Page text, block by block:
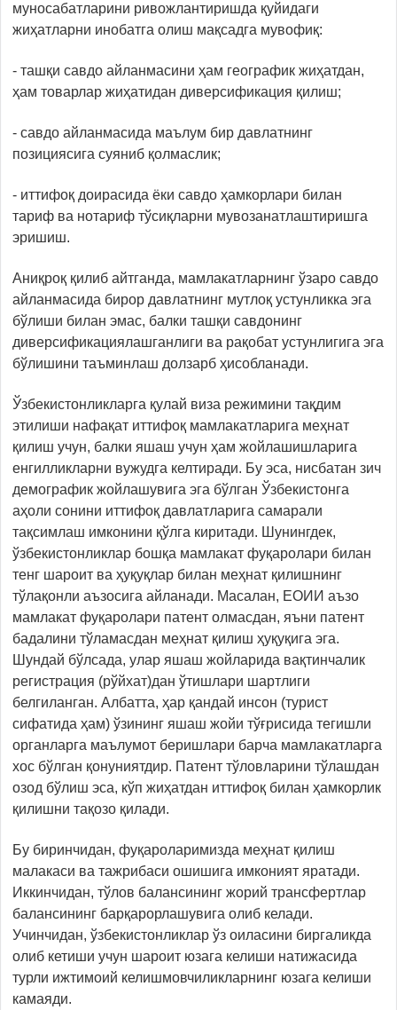
муносабатларини ривожлантиришда қуйидаги
жиҳатларни инобатга олиш мақсадга мувофиқ:
- ташқи савдо айланмасини ҳам географик жиҳатдан,
ҳам товарлар жиҳатидан диверсификация қилиш;
- савдо айланмасида маълум бир давлатнинг
позициясига суяниб қолмаслик;
- иттифоқ доирасида ёки савдо ҳамкорлари билан
тариф ва нотариф тўсиқларни мувозанатлаштиришга
эришиш.
Аниқроқ қилиб айтганда, мамлакатларнинг ўзаро савдо
айланмасида бирор давлатнинг мутлоқ устунликка эга
бўлиши билан эмас, балки ташқи савдонинг
диверсификациялашганлиги ва рақобат устунлигига эга
бўлишини таъминлаш долзарб ҳисобланади.
Ўзбекистонликларга қулай виза режимини тақдим
этилиши нафақат иттифоқ мамлакатларига меҳнат
қилиш учун, балки яшаш учун ҳам жойлашишларига
енгилликларни вужудга келтиради. Бу эса, нисбатан зич
демографик жойлашувига эга бўлган Ўзбекистонга
аҳоли сонини иттифоқ давлатларига самарали
тақсимлаш имконини қўлга киритади. Шунингдек,
ўзбекистонликлар бошқа мамлакат фуқаролари билан
тенг шароит ва ҳуқуқлар билан меҳнат қилишнинг
тўлақонли аъзосига айланади. Масалан, ЕОИИ аъзо
мамлакат фуқаролари патент олмасдан, яъни патент
бадалини тўламасдан меҳнат қилиш ҳуқуқига эга.
Шундай бўлсада, улар яшаш жойларида вақтинчалик
регистрация (рўйхат)дан ўтишлари шартлиги
белгиланган. Албатта, ҳар қандай инсон (турист
сифатида ҳам) ўзининг яшаш жойи тўғрисида тегишли
органларга маълумот беришлари барча мамлакатларга
хос бўлган қонуниятдир. Патент тўловларини тўлашдан
озод бўлиш эса, кўп жиҳатдан иттифоқ билан ҳамкорлик
қилишни тақозо қилади.
Бу биринчидан, фуқароларимизда меҳнат қилиш
малакаси ва тажрибаси ошишига имконият яратади.
Иккинчидан, тўлов балансининг жорий трансфертлар
балансининг барқарорлашувига олиб келади.
Учинчидан, ўзбекистонликлар ўз оиласини биргаликда
олиб кетиши учун шароит юзага келиши натижасида
турли ижтимоий келишмовчиликларнинг юзага келиши
камаяди.